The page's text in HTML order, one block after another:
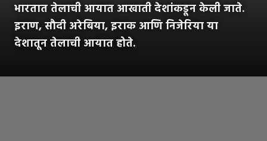
भारतात तेलाची आयात आखाती देशांकडून केली जाते.
इराण, सौदी अरेबिया, इराक आणि निजेरिया या
देशातून तेलाची आयात होते.